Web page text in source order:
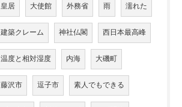
皇居 大使館 外務省 雨 濡れた
建築クレーム 神社仏閣 西日本最高峰
温度と相対湿度 内海 大磯町
藤沢市 逗子市 素人でもできる